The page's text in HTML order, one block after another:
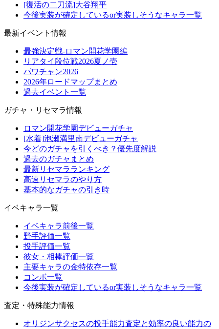
[復活の二刀流]大谷翔平
今後実装が確定しているor実装しそうなキャラ一覧
最新イベント情報
最強決定戦-ロマン開花学園編
リアタイ段位戦2026夏ノ壱
パワチャン2026
2026年ロードマップまとめ
過去イベント一覧
ガチャ・リセマラ情報
ロマン開花学園デビューガチャ
[水着]泡瀬満里南デビューガチャ
今どのガチャを引くべき？優先度解説
過去のガチャまとめ
最新リセマラランキング
高速リセマラのやり方
基本的なガチャの引き時
イベキャラ一覧
イベキャラ前後一覧
野手評価一覧
投手評価一覧
彼女・相棒評価一覧
主要キャラの金特依存一覧
コンボ一覧
今後実装が確定しているor実装しそうなキャラ一覧
査定・特殊能力情報
オリジンサクセスの投手能力査定と効率の良い能力の